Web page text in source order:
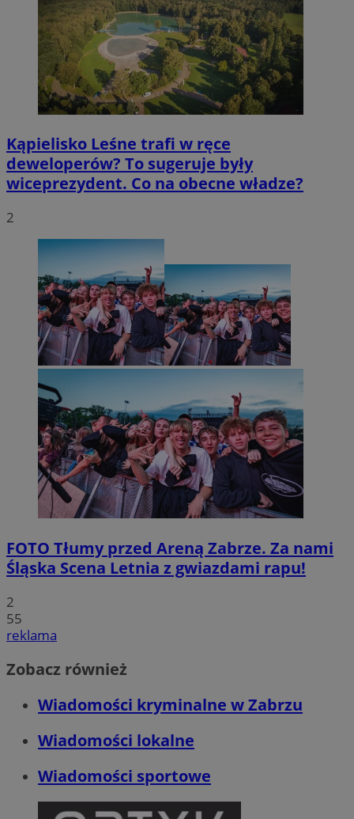
Kąpielisko Leśne trafi w ręce
deweloperów? To sugeruje były
wiceprezydent. Co na obecne władze?
2
FOTO Tłumy przed Areną Zabrze. Za nami
Śląska Scena Letnia z gwiazdami rapu!
2
55
reklama
Zobacz również
Wiadomości kryminalne w Zabrzu
Wiadomości lokalne
Wiadomości sportowe